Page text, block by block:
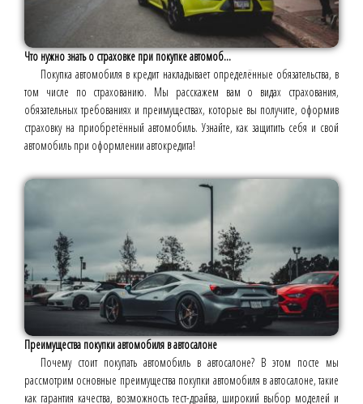
Что нужно знать о страховке при покупке автомоб...
Покупка автомобиля в кредит накладывает определённые обязательства, в
том числе по страхованию. Мы расскажем вам о видах страхования,
обязательных требованиях и преимуществах, которые вы получите, оформив
страховку на приобретённый автомобиль. Узнайте, как защитить себя и свой
автомобиль при оформлении автокредита!
Преимущества покупки автомобиля в автосалоне
Почему стоит покупать автомобиль в автосалоне? В этом посте мы
рассмотрим основные преимущества покупки автомобиля в автосалоне, такие
как гарантия качества, возможность тест-драйва, широкий выбор моделей и